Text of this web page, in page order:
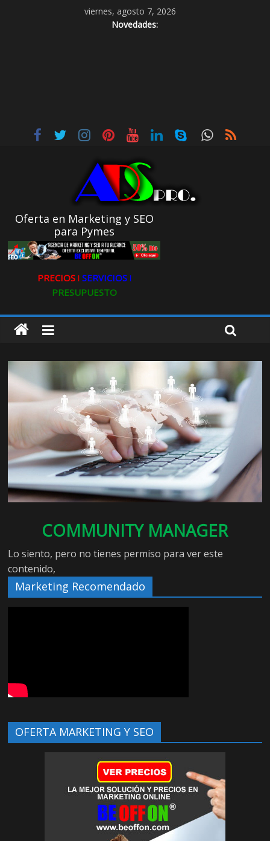
viernes, agosto 7, 2026
Novedades:
Oferta en Marketing y SEO
para Pymes
PRECIOS ǀ SERVICIOS ǀ
PRESUPUESTO
COMMUNITY MANAGER
Lo siento, pero no tienes permiso para ver este
contenido,
Marketing Recomendado
OFERTA MARKETING Y SEO